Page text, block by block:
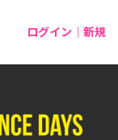
ログイン｜新規